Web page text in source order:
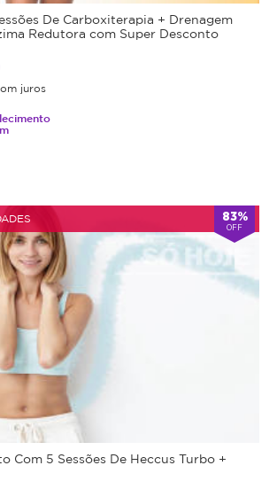
De Carboxiterapia + Drenagem
Redutora com Super Desconto
juros
83%
OFF
Com 5 Sessões De Heccus Turbo +